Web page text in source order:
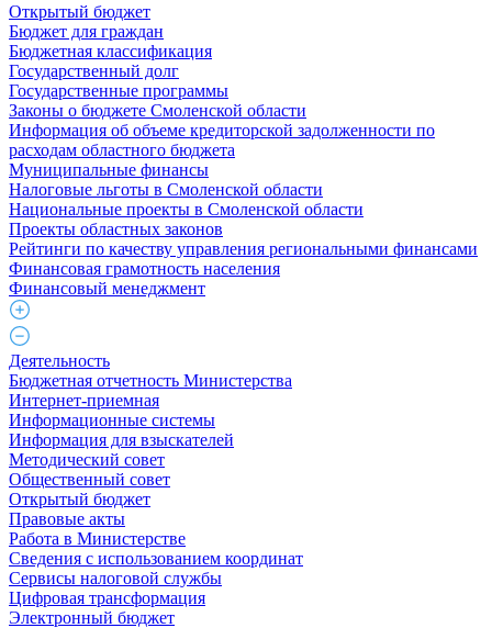
Открытый бюджет
Бюджет для граждан
Бюджетная классификация
Государственный долг
Государственные программы
Законы о бюджете Смоленской области
Информация об объеме кредиторской задолженности по
расходам областного бюджета
Муниципальные финансы
Налоговые льготы в Смоленской области
Национальные проекты в Смоленской области
Проекты областных законов
Рейтинги по качеству управления региональными финансами
Финансовая грамотность населения
Финансовый менеджмент
Деятельность
Бюджетная отчетность Министерства
Интернет-приемная
Информационные системы
Информация для взыскателей
Методический совет
Общественный совет
Открытый бюджет
Правовые акты
Работа в Министерстве
Cведения с использованием координат
Сервисы налоговой службы
Цифровая трансформация
Электронный бюджет